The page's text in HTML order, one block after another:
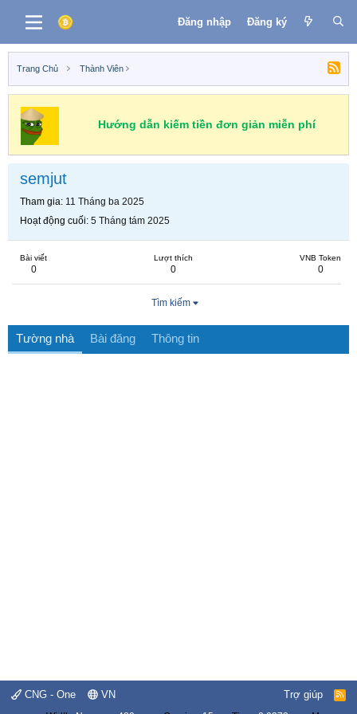
Đăng nhập Đăng ký
Trang Chủ Thành Viên
Hướng dẫn kiếm tiền đơn giản miễn phí
semjut
Tham gia 11 Tháng ba 2025
Hoạt động cuối 5 Tháng tám 2025
Bài viết
0
Lượt thích
0
VNB Token
0
Tìm kiếm
Tường nhà Bài đăng Thông tin
CNG - One VN Trợ giúp
R